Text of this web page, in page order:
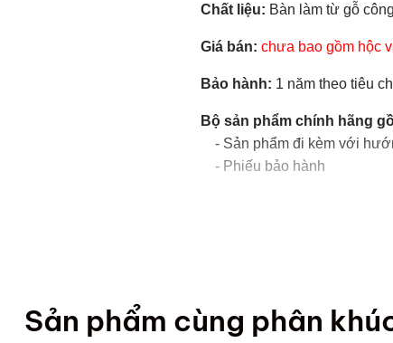
Chất liệu: Bàn làm từ gỗ
Giá bán: chưa bao gồm hộc
Bảo hành: 1 năm theo tiêu
Bộ sản phẩm chính hãng
- Sản phẩm đi kèm với
- Phiếu bảo hành
Sản phẩm cùng phân